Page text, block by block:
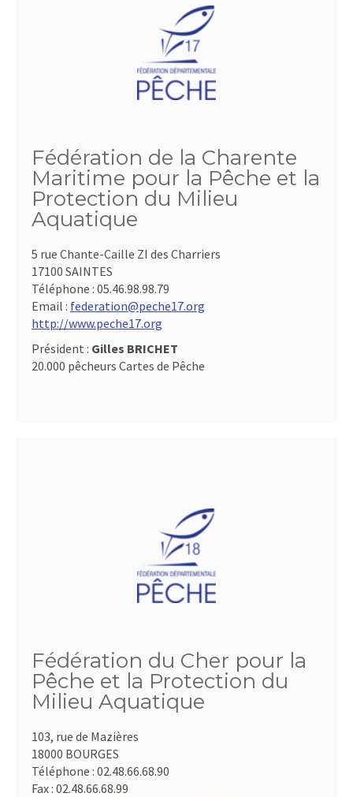
Fédération de la Charente
Maritime pour la Pêche et la
Protection du Milieu
Aquatique
5 rue Chante-Caille ZI des Charriers
17100 SAINTES
Téléphone : 05.46.98.98.79
Email : federation@peche17.org
http://www.peche17.org
Président : Gilles BRICHET
20.000 pêcheurs Cartes de Pêche
Fédération du Cher pour la
Pêche et la Protection du
Milieu Aquatique
103, rue de Mazières
18000 BOURGES
Téléphone : 02.48.66.68.90
Fax : 02.48.66.68.99